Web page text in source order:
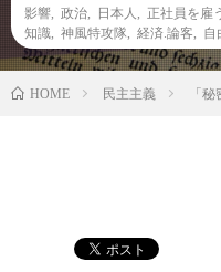
影響
政治 日本人 正社員を雇
知識
神風特攻隊 経済.論客 自
HOME 民主主義 「